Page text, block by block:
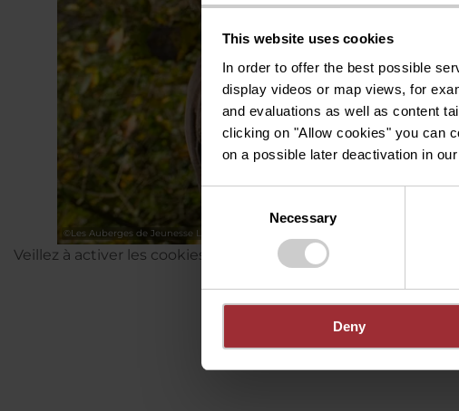
This website uses cookies
In order to offer the best possible
display videos or map views, for
and evaluations as well as content
clicking on "Allow cookies" you can
on a possible later deactivation in our
Necessary
Deny
©Les Auberges de Jeunesse Luxembourgeoises asbl.
Veillez à activer les cookies au cas où vous ne verriez pas ce